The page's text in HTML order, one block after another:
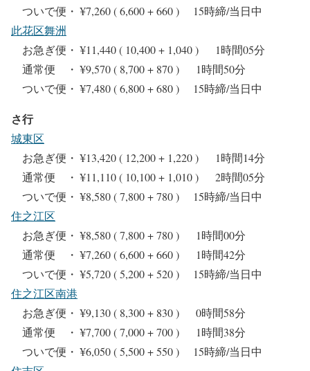
ついで便・ ¥7,260 ( 6,600 + 660 ) 15時締/当日中
此花区舞洲
お急ぎ便・ ¥11,440 ( 10,400 + 1,040 ) 1時間05分
通常便 ・ ¥9,570 ( 8,700 + 870 ) 1時間50分
ついで便・ ¥7,480 ( 6,800 + 680 ) 15時締/当日中
さ行
城東区
お急ぎ便・ ¥13,420 ( 12,200 + 1,220 ) 1時間14分
通常便 ・ ¥11,110 ( 10,100 + 1,010 ) 2時間05分
ついで便・ ¥8,580 ( 7,800 + 780 ) 15時締/当日中
住之江区
お急ぎ便・ ¥8,580 ( 7,800 + 780 ) 1時間00分
通常便 ・ ¥7,260 ( 6,600 + 660 ) 1時間42分
ついで便・ ¥5,720 ( 5,200 + 520 ) 15時締/当日中
住之江区南港
お急ぎ便・ ¥9,130 ( 8,300 + 830 ) 0時間58分
通常便 ・ ¥7,700 ( 7,000 + 700 ) 1時間38分
ついで便・ ¥6,050 ( 5,500 + 550 ) 15時締/当日中